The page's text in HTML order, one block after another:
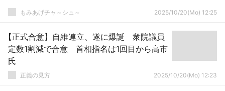
もみあげチャ～シュ～ 2025/10/20(Mo) 12:25
【正式合意】自維連立、遂に爆誕 衆院議員
定数1割減で合意 首相指名は1回目から高市
氏
正義の見方 2025/10/20(Mo) 12:23